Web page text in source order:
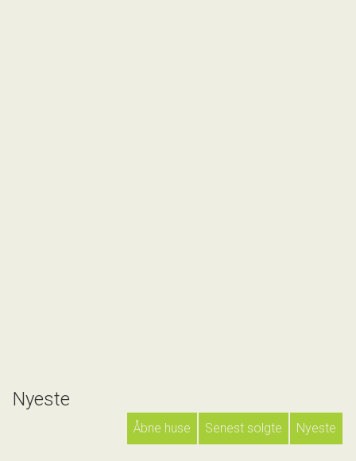
Nyeste
Åbne huse Senest solgte Nyeste